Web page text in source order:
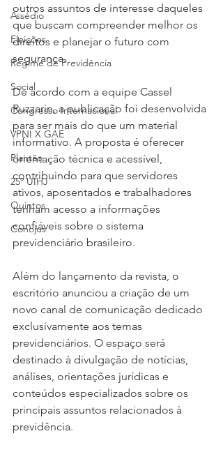
Assédio
Eleições
Regime de Previdência
Social
Congresso Internacional
VPNI X GAE
Plantão
25º UIHJ
Quintos
Conojus
outros assuntos de interesse daqueles
que buscam compreender melhor os
direitos e planejar o futuro com
segurança.
De acordo com a equipe Cassel
Ruzzarin, a publicação foi desenvolvida
para ser mais do que um material
informativo. A proposta é oferecer
orientação técnica e acessível,
contribuindo para que servidores
ativos, aposentados e trabalhadores
tenham acesso a informações
confiáveis sobre o sistema
previdenciário brasileiro.
Além do lançamento da revista, o
escritório anunciou a criação de um
novo canal de comunicação dedicado
exclusivamente aos temas
previdenciários. O espaço será
destinado à divulgação de notícias,
análises, orientações jurídicas e
conteúdos especializados sobre os
principais assuntos relacionados à
previdência.